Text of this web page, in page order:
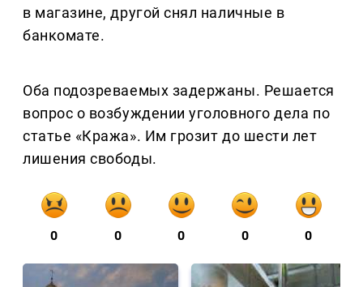
в магазине, другой снял наличные в
банкомате.
Оба подозреваемых задержаны. Решается
вопрос о возбуждении уголовного дела по
статье «Кража». Им грозит до шести лет
лишения свободы.
0 0 0 0 0